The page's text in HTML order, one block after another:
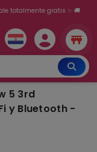
adheridas!
5 3rd
y Bluetooth -